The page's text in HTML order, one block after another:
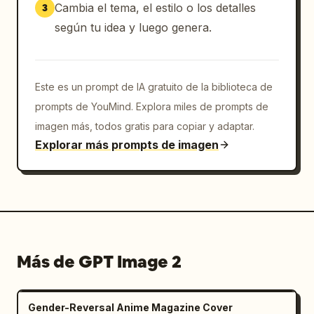
3 Cambia el tema, el estilo o los detalles
según tu idea y luego genera.
Este es un prompt de IA gratuito de la biblioteca de
prompts de YouMind. Explora miles de prompts de
imagen más, todos gratis para copiar y adaptar.
Explorar más prompts de imagen
Más de GPT Image 2
Gender-Reversal Anime Magazine Cover